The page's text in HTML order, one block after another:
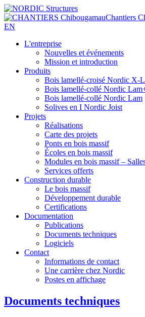
Chantiers
EN
L'entreprise
Nouvelles et événements
Mission et introduction
Produits
Bois lamellé-croisé Nordic X-
Bois lamellé-collé Nordic
Bois lamellé-collé Nordic Lam
Solives en I Nordic Joist
Projets
Réalisations
Carte des projets
Ponts en bois massif
Écoles en bois massif
Modules en bois massif –
Services offerts
Construction durable
Le bois massif
Développement durable
Certifications
Documentation
Publications
Documents techniques
Logiciels
Contact
Informations de contact
Une carrière chez Nordic
Postes en affichage
Documents techniques